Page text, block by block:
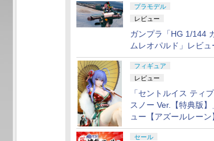
プラモデル
レビュー
ガンプラ「HG 1/144
ムレオパルド」レビュ
フィギュア
レビュー
「セントルイス ティ
スノー Ver.【特典版
ュー【アズールレーン
セール